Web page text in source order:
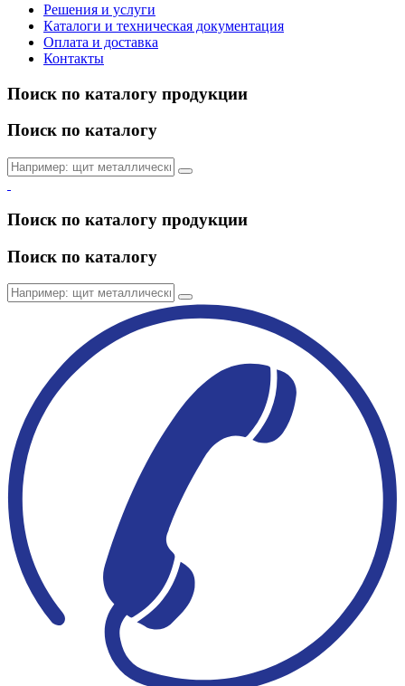
Решения и услуги
Каталоги и техническая документация
Оплата и доставка
Контакты
Поиск по каталогу продукции
Поиск по каталогу
Поиск по каталогу продукции
Поиск по каталогу